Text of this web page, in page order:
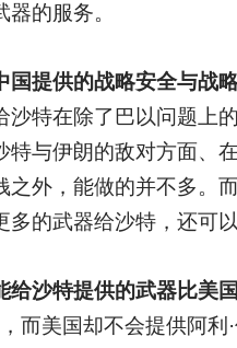
的服务。
提供的战略安全与战略
沙特在除了巴以问题上
特与伊朗的敌对方面、
之外，能做的并不多。
的武器给沙特，还可
沙特提供的武器比美
而美国却不会提供阿利·